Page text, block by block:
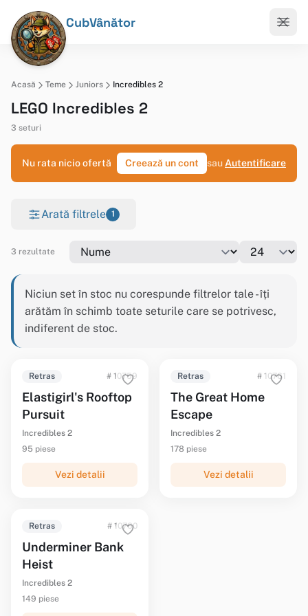
CubVânător
Acasă Teme Juniors Incredibles 2
LEGO Incredibles 2
3 seturi
Nu rata nicio ofertă Creează un cont sau Autentificare
Arată filtrele 1
3 rezultate
Niciun set în stoc nu corespunde filtrelor tale - îți
arătăm în schimb toate seturile care se potrivesc,
indiferent de stoc.
Retras # 10759
Elastigirl's Rooftop
Pursuit
Incredibles 2
95 piese
Vezi detalii
Retras # 10761
The Great Home
Escape
Incredibles 2
178 piese
Vezi detalii
Retras # 10760
Underminer Bank
Heist
Incredibles 2
149 piese